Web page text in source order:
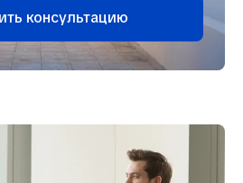
консультацию